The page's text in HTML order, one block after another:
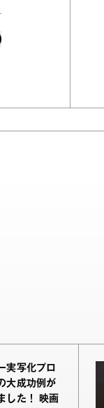
実写化プロ
大成功例が
した！ 映画